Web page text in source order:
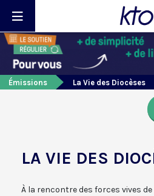
Émissions La Vie des Diocèses
LA VIE DES
À la rencontre des forces vives